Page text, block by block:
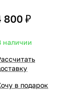
800 ₽
наличии
в подарок